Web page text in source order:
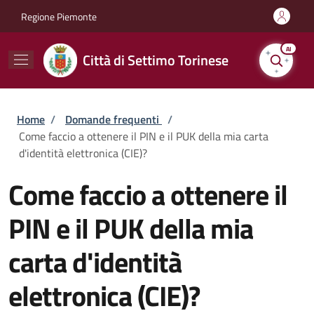
Regione Piemonte
Città di Settimo Torinese
AI
Briciole di pane
Home / Domande frequenti /
Come faccio a ottenere il PIN e il PUK della mia carta
d'identità elettronica (CIE)?
Come faccio a ottenere il
PIN e il PUK della mia
carta d'identità
elettronica (CIE)?